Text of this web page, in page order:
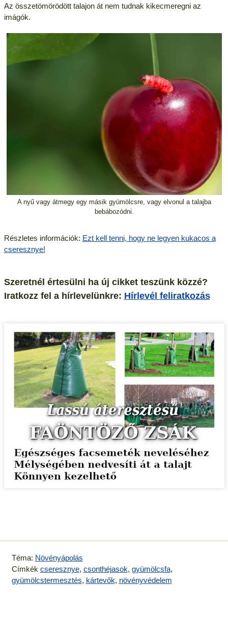
Az összetömörödött talajon át nem tudnak kikecmeregni az
imágók.
A nyű vagy átmegy egy másik gyümölcsre, vagy elvonul a talajba
bebábozódni.
Részletes információk: Ezt kell tenni, hogy ne legyen kukacos a
cseresznye!
Szeretnél értesülni ha új cikket teszünk közzé?
Iratkozz fel a hírlevelünkre: Hírlevél feliratkozás
Téma: Növényápolás
Címkék cseresznye, csonthéjasok, gyümölcsfa,
gyümölcstermesztés, kártevők, növényvédelem